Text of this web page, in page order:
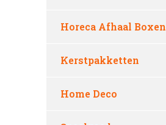
Horeca Afhaal Boxen
Kerstpakketten
Home Deco